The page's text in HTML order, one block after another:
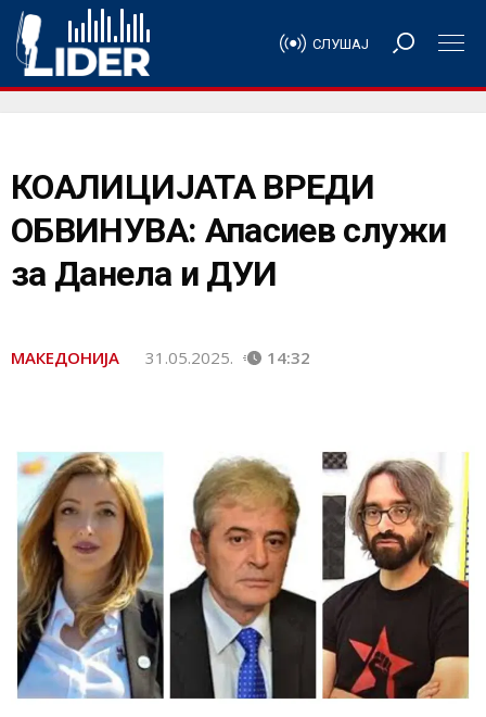
СЛУШАЈ
КОАЛИЦИЈАТА ВРЕДИ
ОБВИНУВА: Апасиев служи
за Данела и ДУИ
МАКЕДОНИЈА 31.05.2025. 14:32